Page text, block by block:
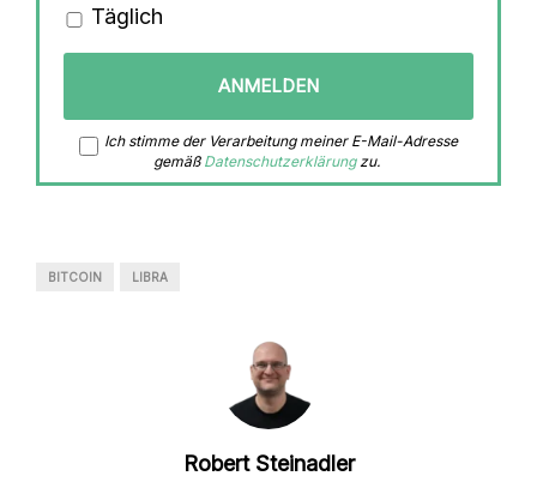
Täglich
Ich stimme der Verarbeitung meiner E-Mail-Adresse
gemäß Datenschutzerklärungzu.
BITCOIN LIBRA
Robert Steinadler